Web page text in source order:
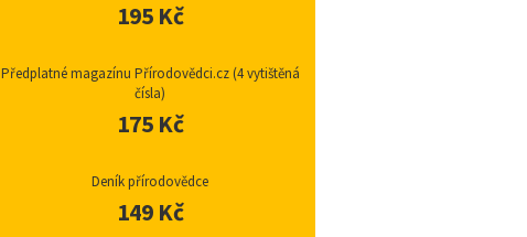
195 Kč
Předplatné magazínu Přírodovědci.cz (4 vytištěná
čísla)
175 Kč
Deník přírodovědce
149 Kč